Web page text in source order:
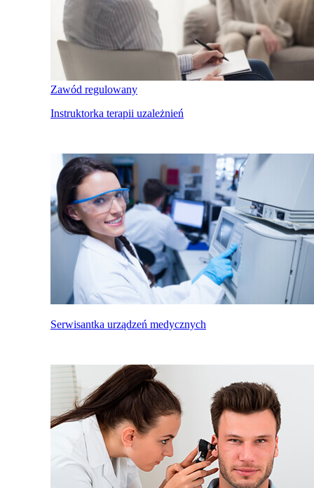
Zawód regulowany
Instruktorka terapii uzależnień
Serwisantka urządzeń medycznych